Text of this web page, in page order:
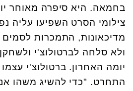
בחמאה. היא סיפרה מאוחר
צילומי הסרט השפיעו עליה
מדיכאונות, התמכרות לסמים
ולא סלחה לברטולוצ'י ולשחקן
יומה האחרון. ברטולוצ'י
התחרט. "כדי להשיג משהו